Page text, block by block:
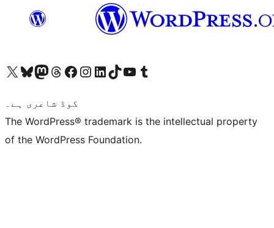
Visit our X (formerly Twitter) account
ہمارے بلیواسکائی اکاؤنٹ پر جائیں
Visit our Mastodon account
ہمارے ٹھریڈز اکاؤنٹ پر جائیں
Visit our Facebook page
Visit our Instagram account
Visit our LinkedIn account
ہمارے ٹک ٹاک اکاؤنٹ پر جائیں
Visit our YouTube channel
ہمارے ٹمبلر اکاؤنٹ پر جائیں
کوڈ شاعری ہے۔
The WordPress® trademark is the intellectual property
of the WordPress Foundation.